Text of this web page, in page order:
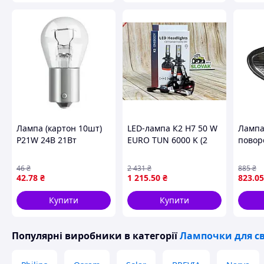
Лампа (картон 10шт)
P21W 24В 21Вт
K10SZT
42.78 ₴
46₴
Купити
LED-лампа К2 H7 50 W
EURO TUN 6000 K (2
6000K)
1 215.50 ₴
2 431₴
Купити
BMW
823.05
885₴
Популярні виробники в категоріїЛампочки для